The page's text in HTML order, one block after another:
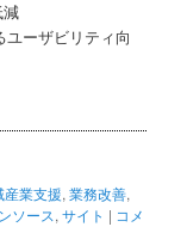
減
ーザビリティ向
産業支援,業務改善,
ソース,サイト | コメ